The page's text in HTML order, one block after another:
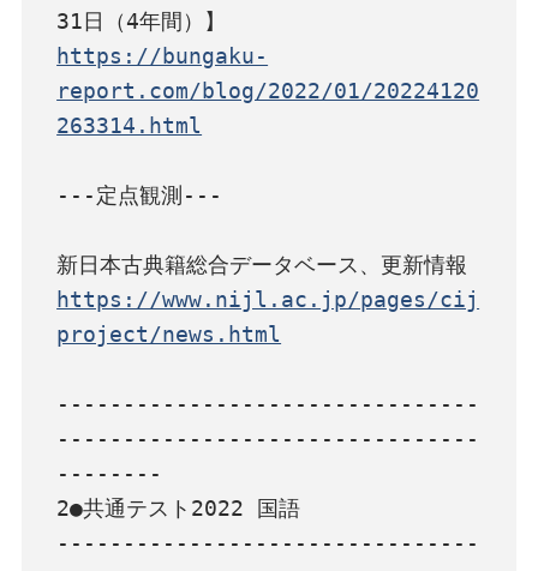
https://bungaku-
report.com/blog/2022/01/20224120
263314.html
---定点観測---
https://www.nijl.ac.jp/pages/cij
project/news.html
--------------------------------
--------------------------------
--------
2●共通テスト2022 国語
--------------------------------